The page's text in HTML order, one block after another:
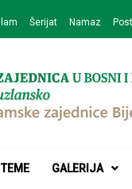
Šerijat Namaz Post
TEME GALERIJA